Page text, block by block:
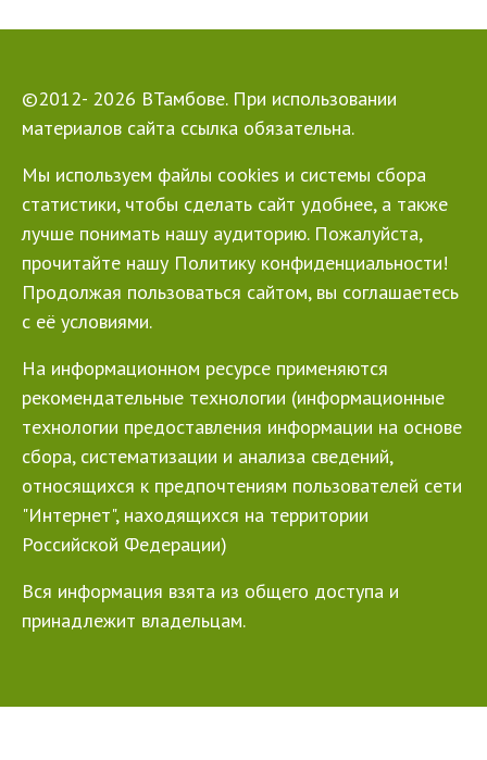
©2012- 2026 ВТамбове. При использовании
материалов сайта ссылка обязательна.
Мы используем файлы cookies и системы сбора
статистики, чтобы сделать сайт удобнее, а также
лучше понимать нашу аудиторию. Пожалуйста,
прочитайте нашу Политику конфиденциальности!
Продолжая пользоваться сайтом, вы соглашаетесь
с её условиями.
На информационном ресурсе применяются
рекомендательные технологии (информационные
технологии предоставления информации на основе
сбора, систематизации и анализа сведений,
относящихся к предпочтениям пользователей сети
"Интернет", находящихся на территории
Российской Федерации)
Вся информация взята из общего доступа и
принадлежит владельцам.